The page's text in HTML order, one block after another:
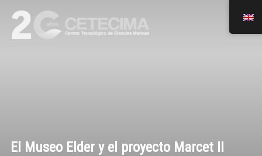
El Museo Elder y el proyecto Marcet II